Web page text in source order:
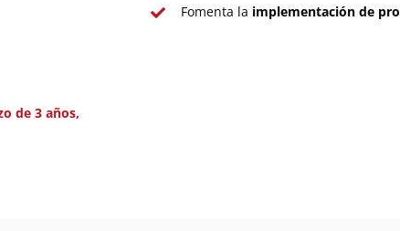
de 3 años,
Fomenta la implementación de